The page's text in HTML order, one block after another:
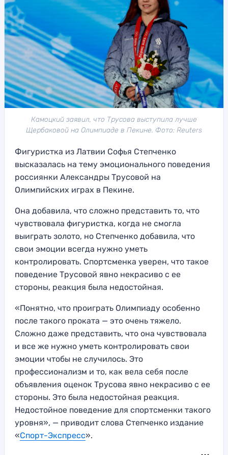
Камоцкий заявил, что Трусова выступила лучше
Щербаковой на Олимпиаде в Пекине. Фото: Reuters
Фигуристка из Латвии Софья Степченко
высказалась на тему эмоционального поведения
россиянки Александры Трусовой на
Олимпийских играх в Пекине.
Она добавила, что сложно представить то, что
чувствовала фигуристка, когда не смогла
выиграть золото, но Степченко добавила, что
свои эмоции всегда нужно уметь
контролировать. Спортсменка уверен, что такое
поведение Трусовой явно некрасиво с ее
стороны, реакция была недостойная.
«Понятно, что проиграть Олимпиаду особенно
после такого проката — это очень тяжело.
Сложно даже представить, что она чувствовала
и все же нужно уметь контролировать свои
эмоции чтобы не случилось. Это
профессионализм и то, как вела себя после
объявления оценок Трусова явно некрасиво с ее
стороны. Это была недостойная реакция.
Недостойное поведение для спортсменки такого
уровня», — приводит слова Степченко издание
«Спорт-Экспресс».